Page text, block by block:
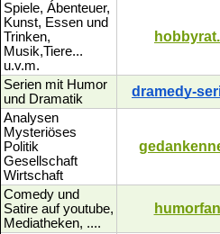
Spiele, Ábenteuer,
Kunst, Essen und
Trinken,
Musik,Tiere...
u.v.m.
Serien mit Humor
und Dramatik
dramedy-
Analysen
Mysteriöses
Politik
Gesellschaft
Wirtschaft
Comedy und
Satire auf youtube,
Mediatheken, ....